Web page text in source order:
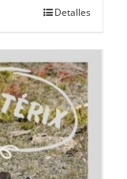
Detalles